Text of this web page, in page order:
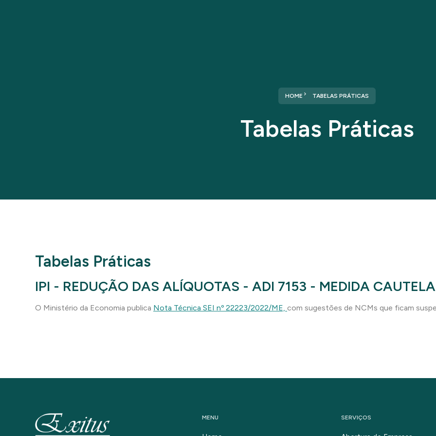
HOME TABELAS PRÁTICAS
Tabelas Práticas
Tabelas Práticas
IPI - REDUÇÃO DAS ALÍQUOTAS - ADI 7153 - MEDIDA
O Ministério da Economia publica Nota Técnica SEI nº 22223/2022/ME, com sugestões de NCMs que ficam
MENU SERVIÇOS